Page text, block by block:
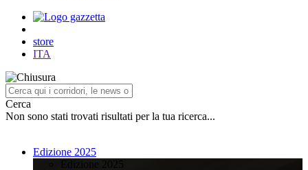
store
ITA
Cerca
Non sono stati trovati risultati per la tua ricerca...
Edizione 2025